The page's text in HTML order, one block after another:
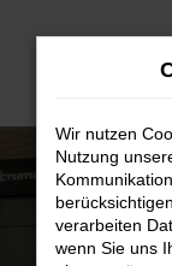
Zum
Wir nutzen
Nutzung
verarbeiten
wenn Sie uns